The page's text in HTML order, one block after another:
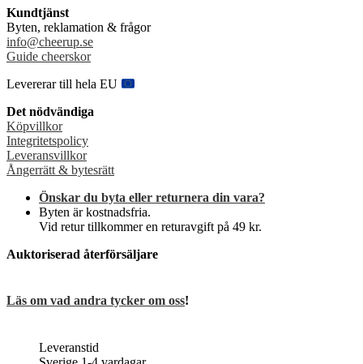
Kundtjänst
Byten, reklamation & frågor
info@cheerup.se
Guide cheerskor
Levererar till hela EU
Det nödvändiga
Köpvillkor
Integritetspolicy
Leveransvillkor
Ångerrätt & bytesrätt
Önskar du byta eller returnera din vara?
Byten är kostnadsfria.
Vid retur tillkommer en returavgift på 49 kr.
Auktoriserad återförsäljare
Läs om vad andra tycker om oss!
Leveranstid